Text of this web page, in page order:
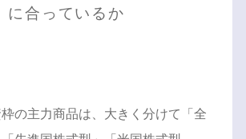
に合っているか
の主力商品は、大きく分けて「全